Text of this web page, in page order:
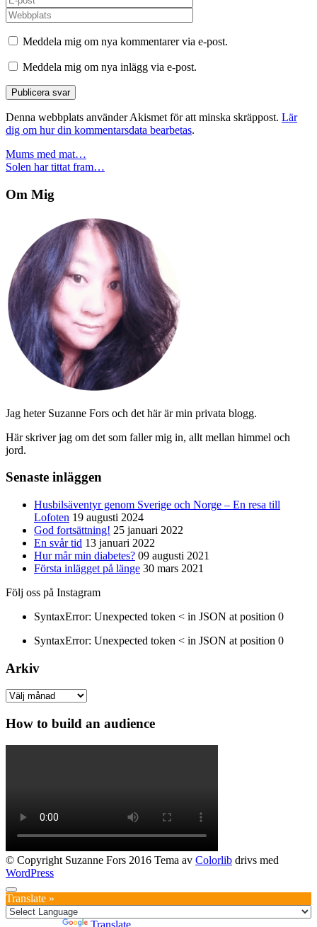
Meddela mig om nya kommentarer via e-post.
Meddela mig om nya inlägg via e-post.
Denna webbplats använder Akismet för att minska skräppost. Lär
dig om hur din kommentarsdata bearbetas.
Inläggsnavigering
Mums med mat…
Solen har tittat fram…
Om Mig
Jag heter Suzanne Fors och det här är min privata blogg.
Här skriver jag om det som faller mig in, allt mellan himmel och
jord.
Senaste inläggen
Husbilsäventyr genom Sverige och Norge – En resa till
Lofoten 19 augusti 2024
God fortsättning! 25 januari 2022
En svår tid 13 januari 2022
Hur mår min diabetes? 09 augusti 2021
Första inlägget på länge 30 mars 2021
Följ oss på Instagram
SyntaxError: Unexpected token < in JSON at position 0
SyntaxError: Unexpected token < in JSON at position 0
Arkiv
Arkiv
How to build an audience
© Copyright Suzanne Fors 2016 Tema av Colorlib drivs med
WordPress
Translate »
Translate